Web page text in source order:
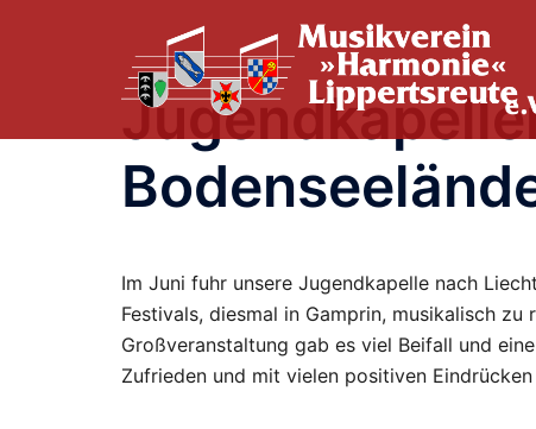
Im Juni fuhr unsere Jugendkapelle nach
Festivals, diesmal in Gamprin, musikalisch
Großveranstaltung gab es viel Beifall und
Zufrieden und mit vielen positiven